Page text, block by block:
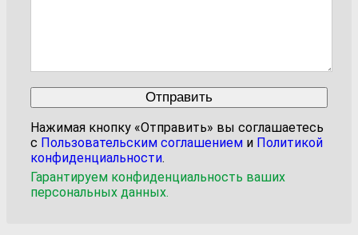
Нажимая кнопку «Отправить» вы соглашаетесь
с Пользовательским соглашением и Политикой
конфиденциальности.
Гарантируем конфиденциальность ваших
персональных данных.